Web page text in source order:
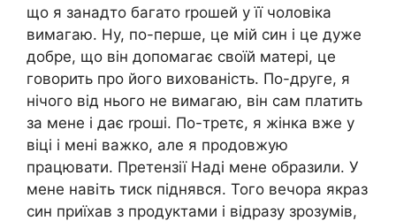
що я занадто багато rрошей у її чоловіка
вимагаю. Ну, по-перше, це мій син і це дуже
добре, що він допомагає своїй матері, це
говорить про його вихованість. По-друге, я
нічого від нього не вимагаю, він сам платить
за мене і дає rроші. По-третє, я жінка вже у
віці і мені важко, але я продовжую
працювати. Претензії Наді мене образили. У
мене навіть тиск піднявся. Того вечора якраз
син приїхав з продуктами і відразу зрозумів,